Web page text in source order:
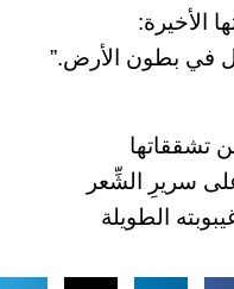
الأخيرة:
في بطون الأرض.”
تشققاتها
سريرِ الشِّعر
الطويلة